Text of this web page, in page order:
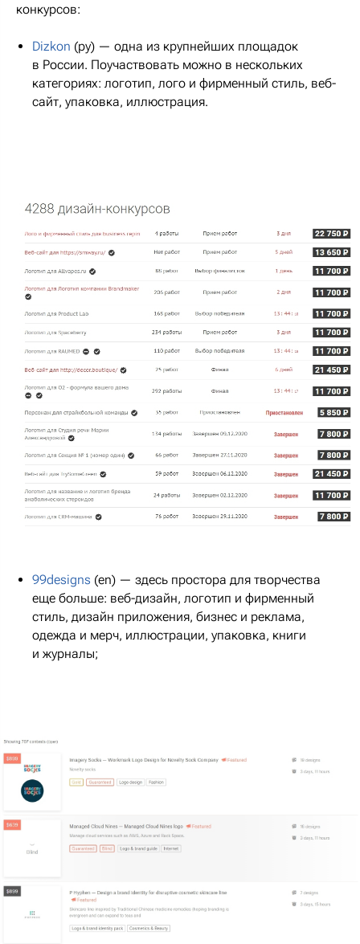
конкурсов:
Dizkon (ру) — одна из крупнейших площадок
в России. Поучаствовать можно в нескольких
категориях: логотип, лого и фирменный стиль, веб-
сайт, упаковка, иллюстрация.
99designs (en) — здесь простора для творчества
еще больше: веб-дизайн, логотип и фирменный
стиль, дизайн приложения, бизнес и реклама,
одежда и мерч, иллюстрации, упаковка, книги
и журналы;